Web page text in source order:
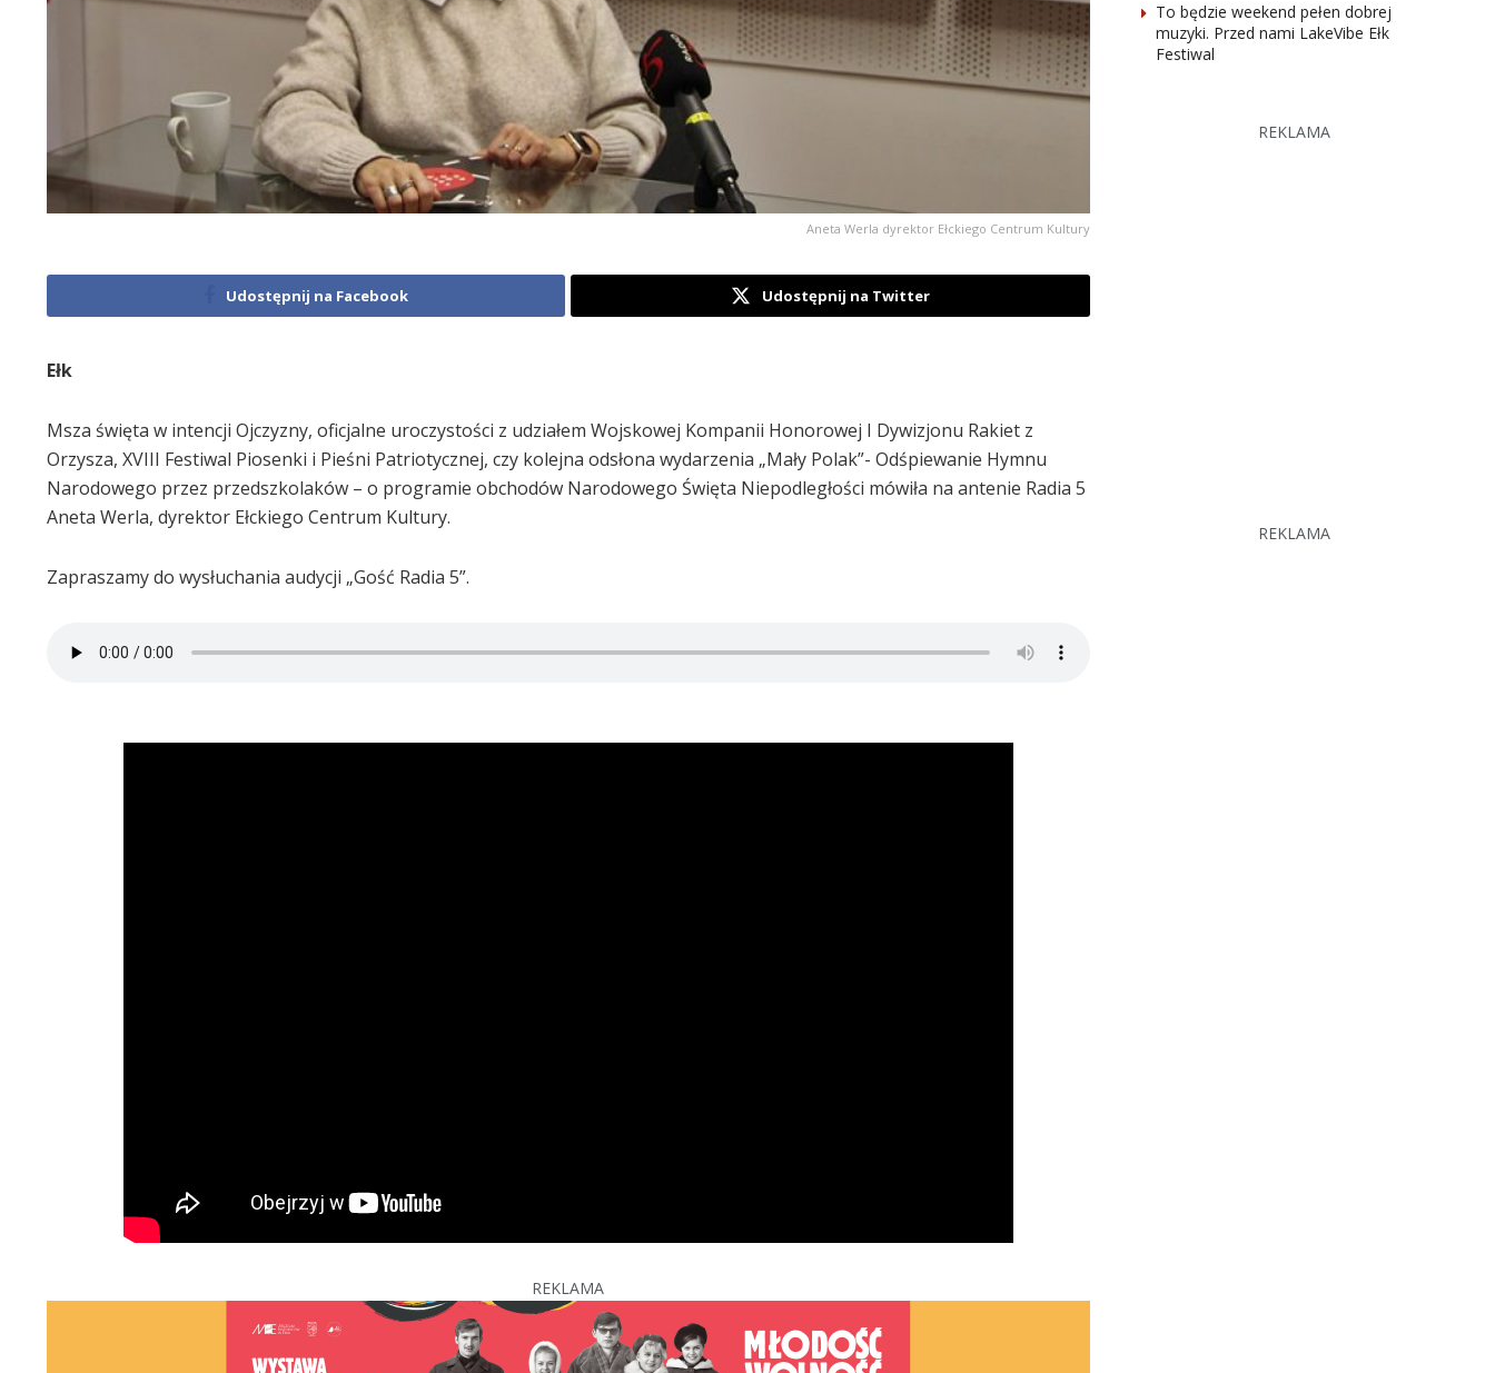
Aneta Werla dyrektor Ełckiego Centrum Kultury
Udostępnij na Facebook Udostępnij na Twitter
Ełk
Msza święta w intencji Ojczyzny, oficjalne uroczystości z udziałem Wojskowej Kompanii Honorowej I Dywizjonu Rakiet z
Orzysza, XVIII Festiwal Piosenki i Pieśni Patriotycznej, czy kolejna odsłona wydarzenia „Mały Polak”- Odśpiewanie Hymnu
Narodowego przez przedszkolaków – o programie obchodów Narodowego Święta Niepodległości mówiła na antenie Radia 5
Aneta Werla, dyrektor Ełckiego Centrum Kultury.
Zapraszamy do wysłuchania audycji „Gość Radia 5”.
REKLAMA
To będzie weekend pełen dobrej
muzyki. Przed nami LakeVibe Ełk
Festiwal
REKLAMA
REKLAMA